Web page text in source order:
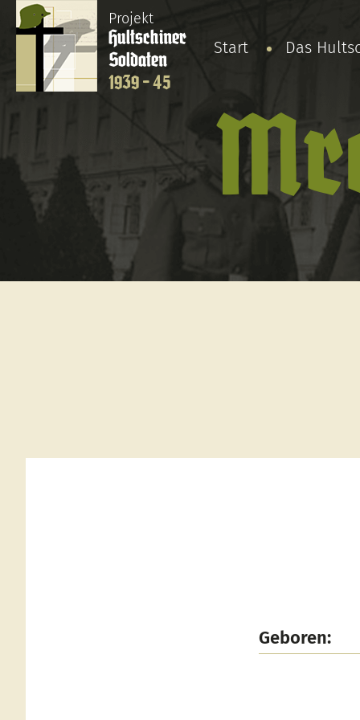
Projekt
Hultschiner
Soldaten
1939 - 45
Start Das
Geboren: